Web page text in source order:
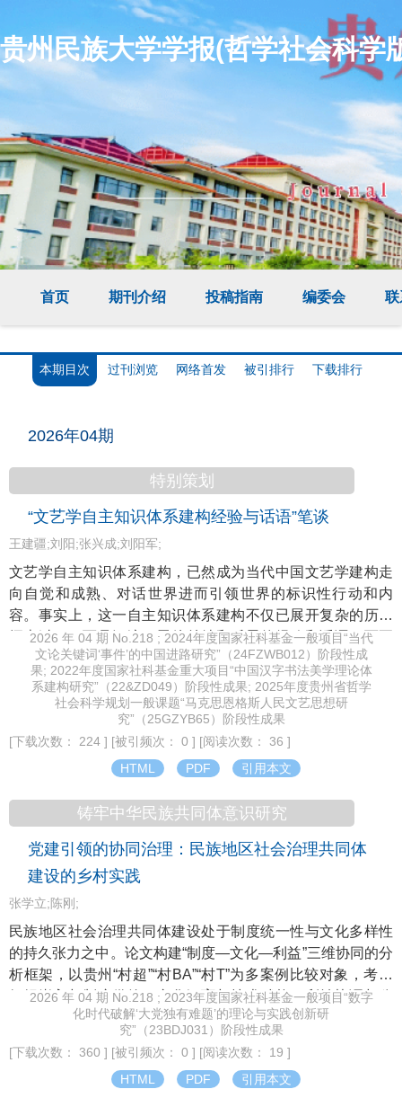
贵州民族大学学报(哲学社会科学
首页 期刊介绍 投稿指南 编委会 联
本期目次 过刊浏览 网络首发 被引排行 下载排行
2026年04期
特别策划
“文艺学自主知识体系建构经验与话语”笔谈
王建疆;刘阳;张兴成;刘阳军;
文艺学自主知识体系建构，已然成为当代中国文艺学建构走
向自觉和成熟、对话世界进而引领世界的标识性行动和内
容。事实上，这一自主知识体系建构不仅已展开复杂的历史
探索过程，而且沉淀了亟待总结和反思的经验和话语。而要
对这些经验和话语进行总结和反思，又总是不得不借鉴思想
史或理论史上一些先在的或潜在的工具和资源。笔谈四篇文
章就是对这些经验和话语展开总结和反思的一次积极努力。
王建疆检讨包括文艺学和美学在内的整个文科自主知识体系
建构中以主权取代自主、以预设取代实证等问题，指出应当
坚守个别性与普遍性、民族性与人类性的统一，以及“中西马
越式停顿与切割等方法，最终建立具有普适性、科学性、全
要素的知识体系。刘阳聚焦中国马克思主义文论自主知识体
系同一性阐释的方式，指出在探求全人类解放这一同一性目
标的真理前提下，辨析同一性与非同一性的创造性张力，以
及吸收差异论等当代思想来改进和超越同一性阐释，能更好
变论的哲学基础和文教意义为焦点，指出应当以普适性的通
变智慧，来批判和超越道术分裂、知识分化和专业化、古今
之争和中西之争等，从而在更整全纯一、更开放平衡的层面
为文艺学乃至人文学科自主知识体系建构夯实哲学基础和意
义前景。刘阳军探讨马克思、恩格斯人民文艺概念及其中国
进路，指出这一进路根本上就是立足中国—世界之现代语
境、以满足中国需要和世界需要为旨向的一种实践革命和术
语革命，蕴藏并展示着引领世界和示范世界的理论范式和实
2026 年 04 期 No.218 ; 2024年度国家社科基金一般项目“当代
文论关键词‘事件’的中国进路研究”（24FZWB012）阶段性成
果; 2022年度国家社科基金重大项目“中国汉字书法美学理论体
系建构研究”（22&ZD049）阶段性成果; 2025年度贵州省哲学
社会科学规划一般课题“马克思恩格斯人民文艺思想研
究”（25GZYB65）阶段性成果
[下载次数： 224 ] [被引频次： 0 ] [阅读次数： 36 ]
HTML
PDF 引用本文
铸牢中华民族共同体意识研究
党建引领的协同治理：民族地区社会治理共同体
建设的乡村实践
张学立;陈刚;
民族地区社会治理共同体建设处于制度统一性与文化多样性
的持久张力之中。论文构建“制度—文化—利益”三维协同的分
析框架，以贵州“村超”“村BA”“村T”为多案例比较对象，考察
组织嵌入与制度供给、文化涵育与技术赋能、利益协调与公
平共享三重机制的协同运作过程。研究发现，制度供给搭建
了治理的结构框架，文化涵育为制度规则注入了认同基础，
利益协调则为二者的持续运转提供了物质支撑。三者遵循“结
构耦合—意义耦合—价值耦合”的递进逻辑，使统一性与多样
2026 年 04 期 No.218 ; 2023年度国家社科基金一般项目“数字
化时代破解‘大党独有难题’的理论与实践创新研
究”（23BDJ031）阶段性成果
[下载次数： 360 ] [被引频次： 0 ] [阅读次数： 19 ]
HTML
PDF 引用本文